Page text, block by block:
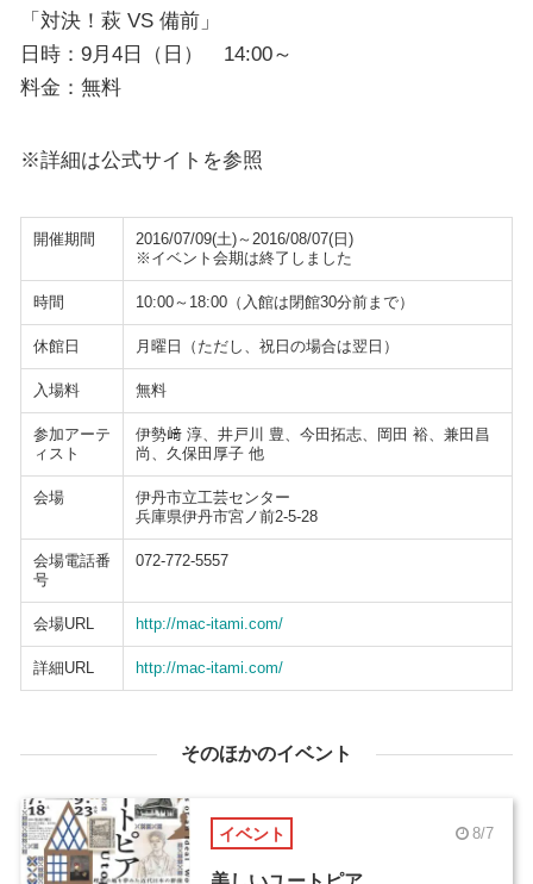
「対決！萩 VS 備前」
日時：9月4日（日） 14:00～
料金：無料
※詳細は公式サイトを参照
開催期間
2016/07/09(土)～2016/08/07(日)
※イベント会期は終了しました
時間 10:00～18:00（入館は閉館30分前まで）
休館日 月曜日（ただし、祝日の場合は翌日）
入場料 無料
参加アーテ
ィスト
伊勢﨑 淳、井戸川 豊、今田拓志、岡田 裕、兼田昌
尚、久保田厚子 他
会場
伊丹市立工芸センター
兵庫県伊丹市宮ノ前2-5-28
会場電話番
号
072-772-5557
会場URL http://mac-itami.com/
詳細URL http://mac-itami.com/
そのほかのイベント
イベント 8/7